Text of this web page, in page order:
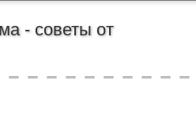
- советы от